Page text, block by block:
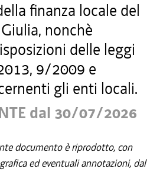
finanza locale del
nonchè
delle leggi
9/2009 e
gli enti locali.
dal 30/07/2026
documento è riprodotto, con
ed eventuali annotazioni, dal